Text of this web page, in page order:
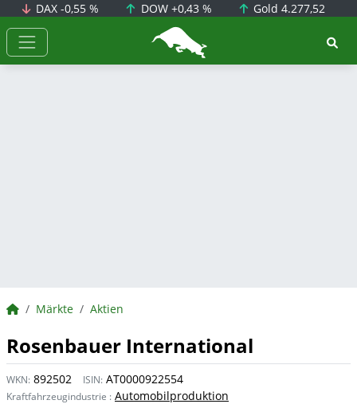
DAX-0,55 % DOW +0,43 % Gold4.277,52
BörsenNEWS.de
BörsenNEWS.de
Märkte Aktien
Rosenbauer International
WKN: 892502 ISIN: AT0000922554
Kraftfahrzeugindustrie : Automobilproduktion